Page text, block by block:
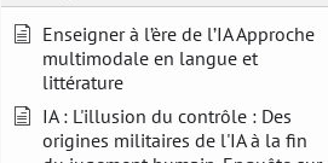
Enseigner à l’ère de l’IA Approche
multimodale en langue et
littérature
IA : L'illusion du contrôle : Des
origines militaires de l'IA à la fin